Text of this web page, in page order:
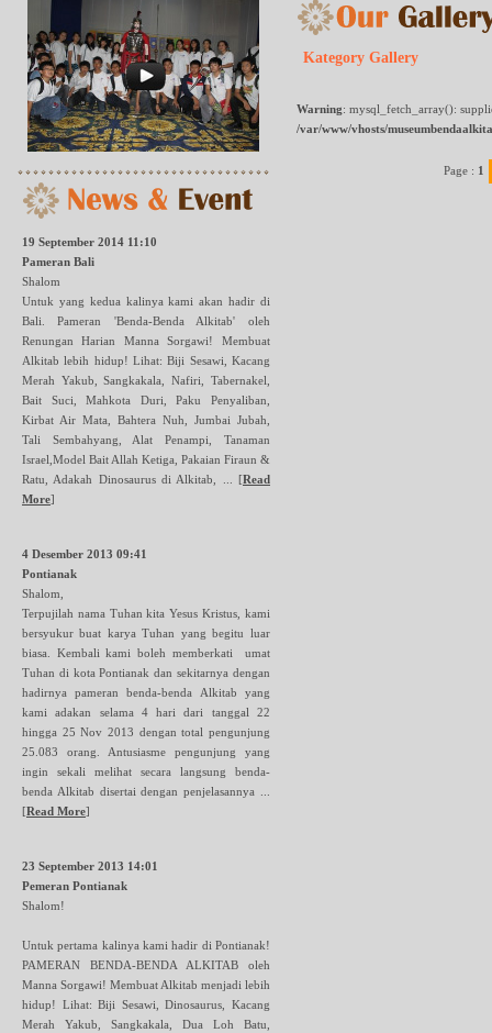
19 September 2014 11:10
Pameran Bali
Shalom
Untuk yang kedua kalinya kami akan hadir di
Bali. Pameran 'Benda-Benda Alkitab' oleh
Renungan Harian Manna Sorgawi! Membuat
Alkitab lebih hidup! Lihat: Biji Sesawi, Kacang
Merah Yakub, Sangkakala, Nafiri, Tabernakel,
Bait Suci, Mahkota Duri, Paku Penyaliban,
Kirbat Air Mata, Bahtera Nuh, Jumbai Jubah,
Tali Sembahyang, Alat Penampi, Tanaman
Israel,Model Bait Allah Ketiga, Pakaian Firaun &
Ratu, Adakah Dinosaurus di Alkitab, ... [Read
More]
4 Desember 2013 09:41
Pontianak
Shalom,
Terpujilah nama Tuhan kita Yesus Kristus, kami
bersyukur buat karya Tuhan yang begitu luar
biasa. Kembali kami boleh memberkati umat
Tuhan di kota Pontianak dan sekitarnya dengan
hadirnya pameran benda-benda Alkitab yang
kami adakan selama 4 hari dari tanggal 22
hingga 25 Nov 2013 dengan total pengunjung
25.083 orang. Antusiasme pengunjung yang
ingin sekali melihat secara langsung benda-
benda Alkitab disertai dengan penjelasannya ...
[Read More]
23 September 2013 14:01
Pemeran Pontianak
Shalom!
Untuk pertama kalinya kami hadir di Pontianak!
PAMERAN BENDA-BENDA ALKITAB oleh
Manna Sorgawi! Membuat Alkitab menjadi lebih
hidup! Lihat: Biji Sesawi, Dinosaurus, Kacang
Merah Yakub, Sangkakala, Dua Loh Batu,
Kategory Gallery
Warning: mysql_fetch_array():
/var/www/vhosts/
Page : 1